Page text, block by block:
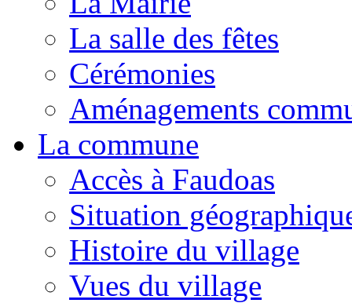
La salle des fêtes
Cérémonies
Aménagements
La commune
Accès à Faudoas
Situation
Histoire du village
Vues du village